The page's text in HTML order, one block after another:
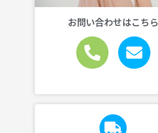
お問い合わせはこちら